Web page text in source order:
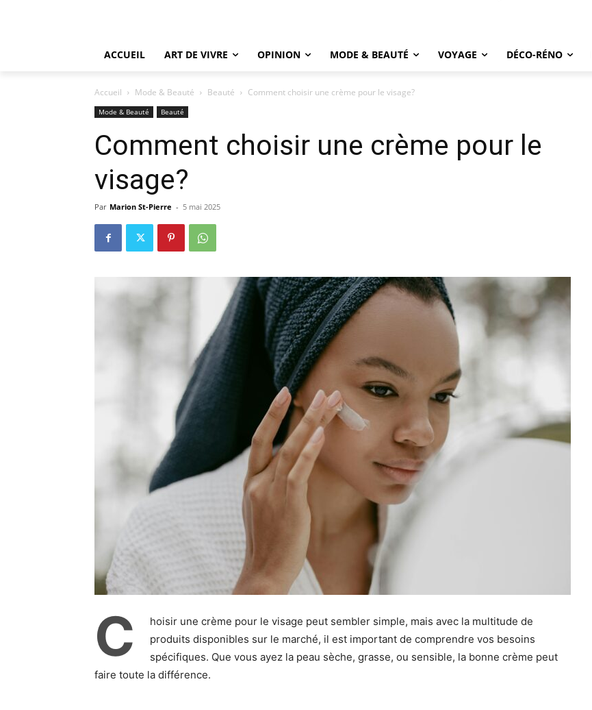
ACCUEIL ART DE VIVRE OPINION MODE & BEAUTÉ VOYAGE DÉCO-RÉNO
Accueil Mode & Beauté Beauté Comment choisir une crème pour le visage?
Mode & Beauté Beauté
Comment choisir une crème pour le
visage?
Par Marion St-Pierre - 5 mai 2025
C
hoisir une crème pour le visage peut sembler simple, mais avec la multitude de
produits disponibles sur le marché, il est important de comprendre vos besoins
spécifiques. Que vous ayez la peau sèche, grasse, ou sensible, la bonne crème peut
faire toute la différence.